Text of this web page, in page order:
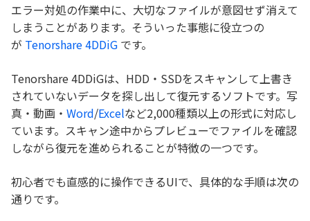
エラー対処の作業中に、大切なファイルが意図せず消えて
しまうことがあります。そういった事態に役立つの
が Tenorshare 4DDiG です。
Tenorshare 4DDiGは、HDD・SSDをスキャンして上書き
されていないデータを探し出して復元するソフトです。写
真・動画・ Word/Excelなど2,000種類以上の形式に対応し
ています。スキャン途中からプレビューでファイルを確認
しながら復元を進められることが特徴の一つです。
初心者でも直感的に操作できるUIで、具体的な手順は次の
通りです。